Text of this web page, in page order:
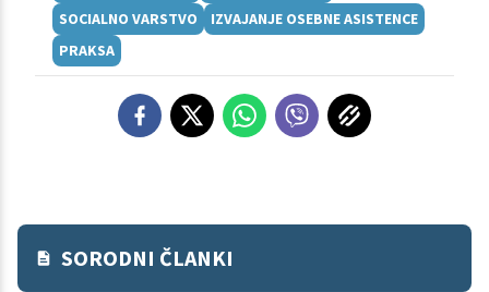
SOCIALNO VARSTVO
IZVAJANJE OSEBNE ASISTENCE
PRAKSA
SORODNI ČLANKI